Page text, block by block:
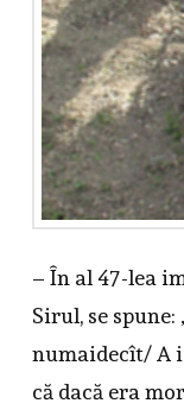
– În al 47-lea
Sirul, se
numaidecît/ A
că dacă era